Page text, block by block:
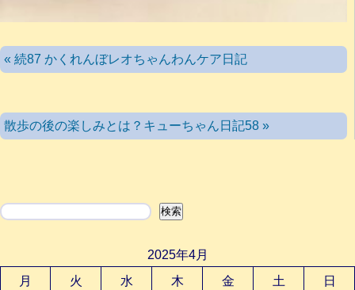
« 続87 かくれんぼレオちゃんわんケア日記
散歩の後の楽しみとは？キューちゃん日記58 »
検索 検索
2025年4月
月
火 水 木 金 土 日